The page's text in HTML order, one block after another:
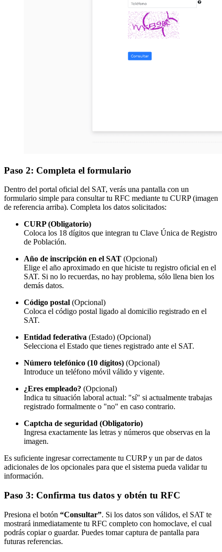
Paso 2: Completa el formulario
Dentro del portal oficial del SAT, verás una pantalla con un
formulario simple para consultar tu RFC mediante tu CURP (imagen
de referencia arriba). Completa los datos solicitados:
CURP (Obligatorio)
Coloca los 18 dígitos que integran tu Clave Única de Registro
de Población.
Año de inscripción en el SAT (Opcional)
Elige el año aproximado en que hiciste tu registro oficial en el
SAT. Si no lo recuerdas, no hay problema, sólo llena bien los
demás datos.
Código postal (Opcional)
Coloca el código postal ligado al domicilio registrado en el
SAT.
Entidad federativa (Estado) (Opcional)
Selecciona el Estado que tienes registrado ante el SAT.
Número telefónico (10 dígitos) (Opcional)
Introduce un teléfono móvil válido y vigente.
¿Eres empleado? (Opcional)
Indica tu situación laboral actual: "sí" si actualmente trabajas
registrado formalmente o "no" en caso contrario.
Captcha de seguridad (Obligatorio)
Ingresa exactamente las letras y números que observas en la
imagen.
Es suficiente ingresar correctamente tu CURP y un par de datos
adicionales de los opcionales para que el sistema pueda validar tu
información.
Paso 3: Confirma tus datos y obtén tu RFC
Presiona el botón “Consultar”. Si los datos son válidos, el SAT te
mostrará inmediatamente tu RFC completo con homoclave, el cual
podrás copiar o guardar. Puedes tomar captura de pantalla para
futuras referencias.